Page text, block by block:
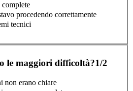
procedendo correttamente
tecnici
le maggiori difficoltà?1/2
non erano chiare